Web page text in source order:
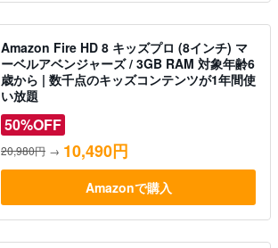
Amazon Fire HD 8 キッズプロ (8インチ) マ
ーベルアベンジャーズ / 3GB RAM 対象年齢6
歳から | 数千点のキッズコンテンツが1年間使
い放題
50%OFF
20,980円 → 10,490円
Amazonで購入